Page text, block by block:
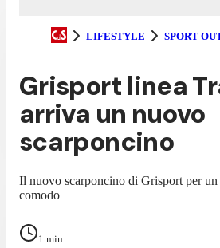
LIFESTYLE SPORT
Grisport linea
arriva un nuovo
scarponcino
Il nuovo scarponcino di Grisport per
comodo
1 min